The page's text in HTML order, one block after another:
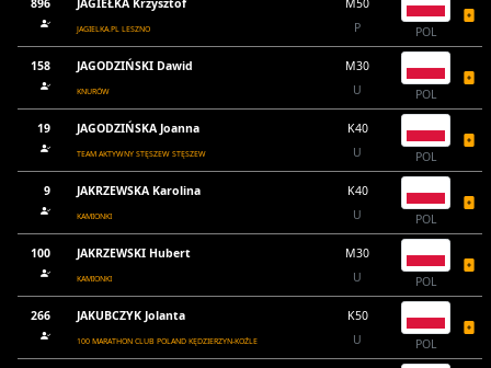
896 JAGIEŁKA Krzysztof
JAGIELKA.PL LESZNO
M50
P
POL
158 JAGODZIŃSKI Dawid
KNURÓW
M30
U
POL
19 JAGODZIŃSKA Joanna
TEAM AKTYWNY STĘSZEW STĘSZEW
K40
U
POL
9 JAKRZEWSKA Karolina
KAMIONKI
K40
U
POL
100 JAKRZEWSKI Hubert
KAMIONKI
M30
U
POL
266 JAKUBCZYK Jolanta
100 MARATHON CLUB POLAND KĘDZIERZYN-KOŹLE
K50
U
POL